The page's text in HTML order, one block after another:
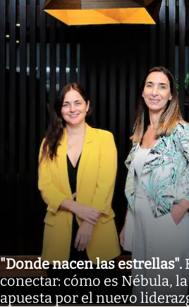
"Donde nacen las estrellas".
conectar: cómo es Nébula,
apuesta por el nuevo